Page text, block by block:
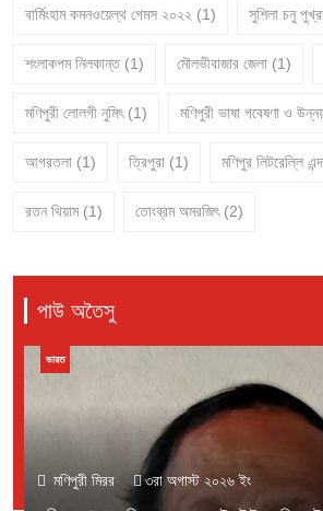
বার্মিংহাম কমনওয়েল্থ গেমস ২০২২ (1) সুশিলা চনু
শংলাকপম নিলকান্ত (1) মৌলভীবাজার জেলা (1)
মণিপুরী লোলগী নুমিৎ (1) মণিপুরী ভাষা গবেষণা ও
আগরতলা (1) ত্রিপুরা (1) মণিপুর লিটরেল্লি
রতন থিয়াম (1) তোংব্রম অমরজিৎ (2)
পাউ অতৈসু
মণিপুরী মিরর ১লা অগাস্ট ২০২৬ ইং